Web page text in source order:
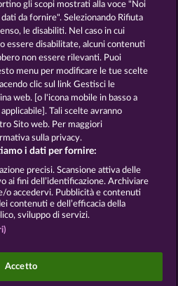
| WHOW Games GmbH
distrettuale di Amburgo
e condizioni
privacy Note legali
FAQ Facebook
di recesso
sono volti esclusivamente
e non esercitano alcuna
gli scopi mostrati alla voce "Noi
da fornire". Selezionando Rifiuta
le disabiliti. Nel caso in cui
essere disabilitate, alcuni contenuti
non essere rilevanti. Puoi
menu per modificare le tue scelte
clic sul link Gestisci le
web. [o l'icona mobile in basso a
Tali scelte avranno
Sito web. Per maggiori
sulla privacy.
i dati per fornire:
precisi. Scansione attiva delle
ai fini dell’identificazione. Archiviare
o accedervi. Pubblicità e contenuti
contenuti e dell’efficacia della
sviluppo di servizi.
Accetto